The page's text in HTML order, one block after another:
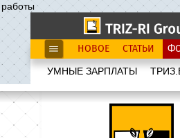
работы
НОВОЕ СТАТЬИ
УМНЫЕ ЗАРПЛАТЫ